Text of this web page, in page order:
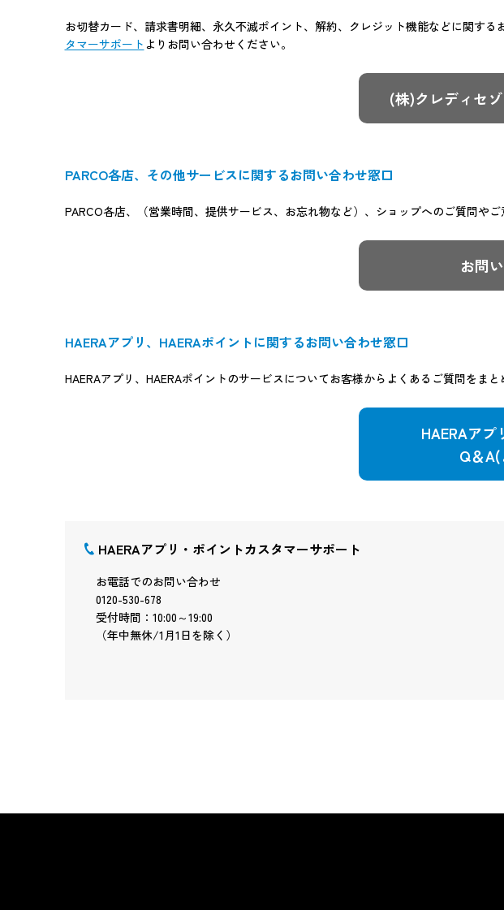
お切替カード、請求書明細、永久不滅ポイント、解約、クレジット機能などに関す
タマーサポート よりお問い合わせください。
(株)クレディセ
PARCO各店、その他サービスに関するお問い合わせ窓口
PARCO各店、（営業時間、提供サービス、お忘れ物など）、ショップへのご質問や
お問
HAERAアプリ、HAERAポイントに関するお問い合わせ窓口
HAERAアプリ、HAERAポイントのサービスについてお客様からよくあるご質問をまと
HAERAアプ
Q＆
HAERAアプリ・ポイントカスタマーサポート
お電話でのお問い合わせ
0120-530-678
受付時間：10:00～19:00
（年中無休/1月1日を除く）